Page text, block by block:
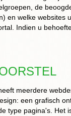
de
en welke
Indien u
meerdere
een grafisch
type pagina's. Het